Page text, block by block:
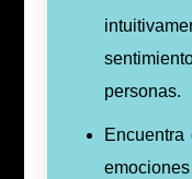
personas.